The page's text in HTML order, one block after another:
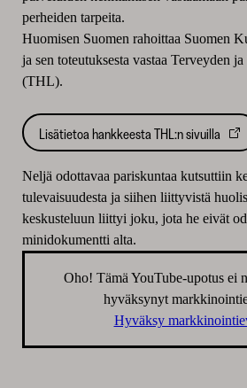
perheiden tarpeita.
Huomisen Suomen rahoittaa Suomen
ja sen toteutuksesta vastaa Terveyden
(THL).
Lisätietoa hankkeesta THL:n sivuilla
Neljä odottavaa pariskuntaa kutsuttiin
tulevaisuudesta ja siihen liittyvistä
keskusteluun liittyi joku, jota he eivät
minidokumentti alta.
Oho! Tämä YouTube-upotus ei
hyväksynyt
Hyväksy